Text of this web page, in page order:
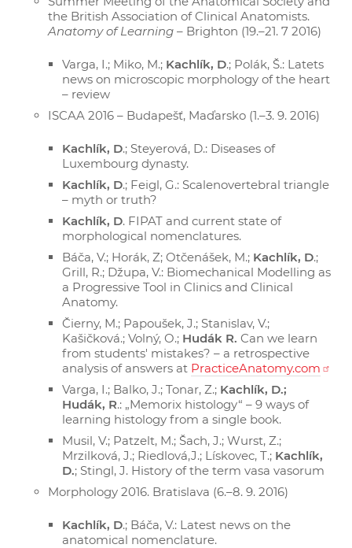
the British Association of Clinical Anatomists.
Anatomy of Learning – Brighton (19.–21. 7 2016)
Varga, I.; Miko, M.; Kachlík, D.; Polák, Š.: Latets
news on microscopic morphology of the heart
– review
ISCAA 2016 – Budapešť, Maďarsko (1.–3. 9. 2016)
Kachlík, D.; Steyerová, D.: Diseases of
Luxembourg dynasty.
Kachlík, D.; Feigl, G.: Scalenovertebral triangle
– myth or truth?
Kachlík, D. FIPAT and current state of
morphological nomenclatures.
Báča, V.; Horák, Z; Otčenášek, M.; Kachlík, D.;
Grill, R.; Džupa, V.: Biomechanical Modelling as
a Progressive Tool in Clinics and Clinical
Anatomy.
Čierny, M.; Papoušek, J.; Stanislav, V.;
Kašičková.; Volný, O.; Hudák R. Can we learn
from students' mistakes? – a retrospective
analysis of answers at PracticeAnatomy.com
Varga, I.; Balko, J.; Tonar, Z.; Kachlík, D.;
Hudák, R.: „Memorix histology“ – 9 ways of
learning histology from a single book.
Musil, V.; Patzelt, M.; Šach, J.; Wurst, Z.;
Mrzilková, J.; Riedlová,J.; Lískovec, T.; Kachlík,
D.; Stingl, J. History of the term vasa vasorum
Morphology 2016. Bratislava (6.–8. 9. 2016)
Kachlík, D.; Báča, V.: Latest news on the
anatomical nomenclature.